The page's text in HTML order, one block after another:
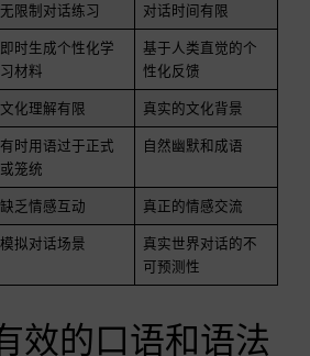
无限制对话练习 对话时间有限
即时生成个性化学
习材料
基于人类直觉的个
性化反馈
文化理解有限 真实的文化背景
有时用语过于正式
或笼统
自然幽默和成语
缺乏情感互动 真正的情感交流
模拟对话场景
真实世界对话的不
可预测性
效的口语和语法